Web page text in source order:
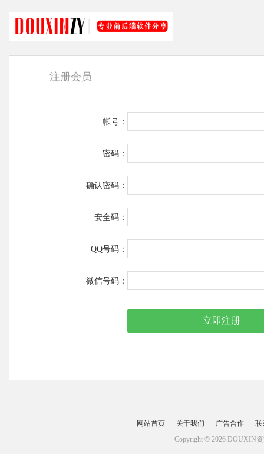
注册会员
帐号：
密码：
确认密码：
安全码：
QQ号码：
微信号码：
网站首页 关于我们 广告合作
联
Copyright © 2026 DOUXIN